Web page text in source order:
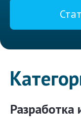
Разработка